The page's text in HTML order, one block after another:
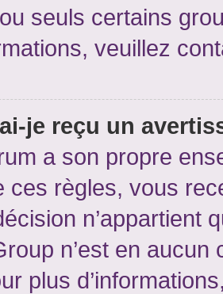
seuls certains
veuillez
je reçu un
a son propre
ces règles, vous
n’appartient
n’est en
plus